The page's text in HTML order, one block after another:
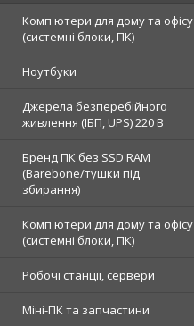
Комп'ютери для дому та офісу
(системні блоки, ПК)
Ноутбуки
Джерела безперебійного
живлення (ІБП, UPS) 220 В
Бренд ПК без SSD RAM
(Barebone/тушки під
збирання)
Комп'ютери для дому та офісу
(системні блоки, ПК)
Робочі станції, сервери
Міні-ПК та запчастини